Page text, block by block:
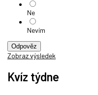
Ne
Nevím
Odpověz
Zobraz výsledek
Kvíz týdne